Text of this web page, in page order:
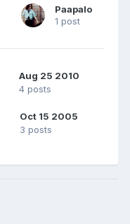
Paapalo
1 post
Aug 25 2010
4 posts
Oct 15 2005
3 posts